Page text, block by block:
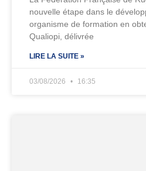
nouvelle étape dans le
organisme de formation en
Qualiopi, délivrée
LIRE LA SUITE »
03/08/2026 16:35